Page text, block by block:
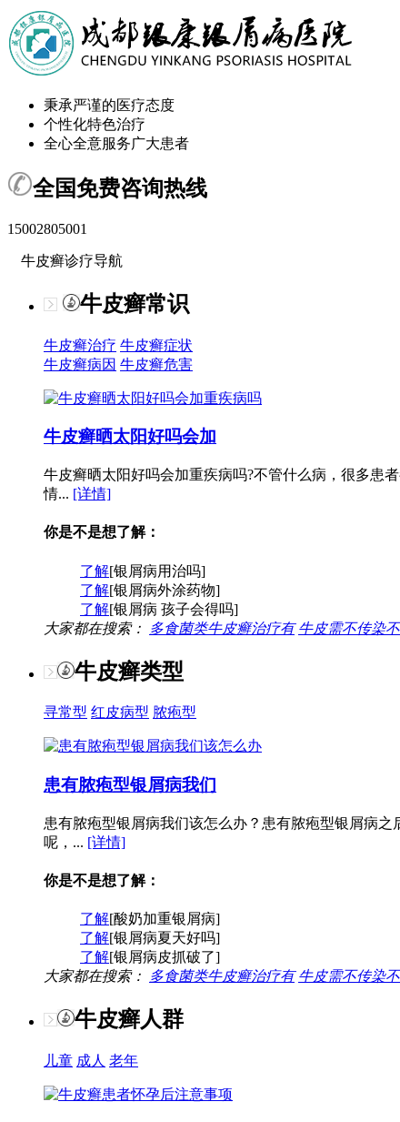
秉承严谨的医疗态度
个性化特色治疗
全心全意服务广大患者
全国免费咨询热线
15002805001
牛皮癣诊疗导航
牛皮癣常识
牛皮癣治疗 牛皮癣症状
牛皮癣病因 牛皮癣危害
牛皮癣晒太阳好吗会加
牛皮癣晒太阳好吗会加重疾病吗?不管什么病，很多患
情... [详情]
你是不是想了解：
了解[银屑病用治吗]
了解[银屑病外涂药物]
了解[银屑病 孩子会得吗]
大家都在搜索：
多食菌类牛皮癣治疗有 牛皮需不传染
牛皮癣类型
寻常型 红皮病型 脓疱型
患有脓疱型银屑病我们
患有脓疱型银屑病我们该怎么办？患有脓疱型银屑病
呢，... [详情]
你是不是想了解：
了解[酸奶加重银屑病]
了解[银屑病夏天好吗]
了解[银屑病皮抓破了]
大家都在搜索：
多食菌类牛皮癣治疗有 牛皮需不传染
牛皮癣人群
儿童 成人 老年